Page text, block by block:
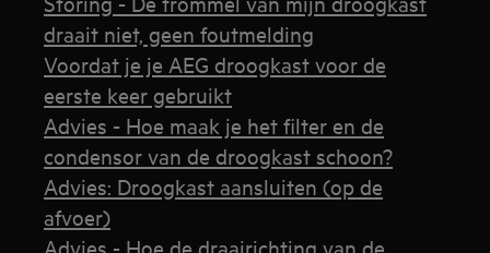
draait niet, geen foutmelding
Voordat je je AEG droogkast voor de
eerste keer gebruikt
Advies - Hoe maak je het filter en de
condensor van de droogkast schoon?
Advies: Droogkast aansluiten (op de
afvoer)
Advies - Hoe de draairichting van de